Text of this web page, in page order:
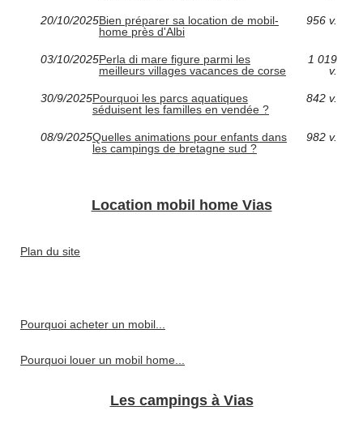
20/10/2025Bien préparer sa location de mobil-
home près d'Albi
956 v.
03/10/2025Perla di mare figure parmi les
meilleurs villages vacances de corse
1 019
v.
30/9/2025Pourquoi les parcs aquatiques
séduisent les familles en vendée ?
842 v.
08/9/2025Quelles animations pour enfants dans
les campings de bretagne sud ?
982 v.
Location mobil home Vias
Plan du site
Pourquoi acheter un mobil...
Pourquoi louer un mobil home...
Les campings à Vias